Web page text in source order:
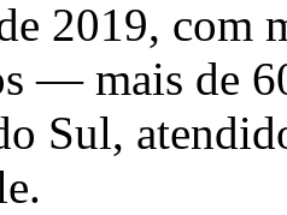
2019, com
— mais de
Sul,